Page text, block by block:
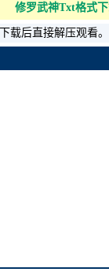
修罗武神Txt格式
载后直接解压观看。